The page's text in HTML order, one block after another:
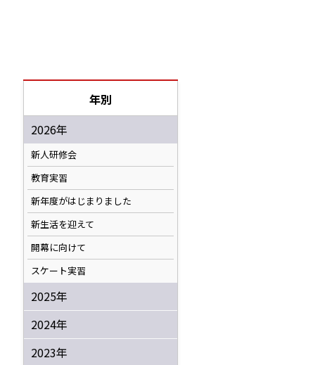
年別
2026年
新人研修会
教育実習
新年度がはじまりました
新生活を迎えて
開幕に向けて
スケート実習
2025年
2024年
2023年